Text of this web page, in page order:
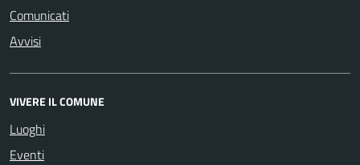
Comunicati
Avvisi
VIVERE IL COMUNE
Luoghi
Eventi